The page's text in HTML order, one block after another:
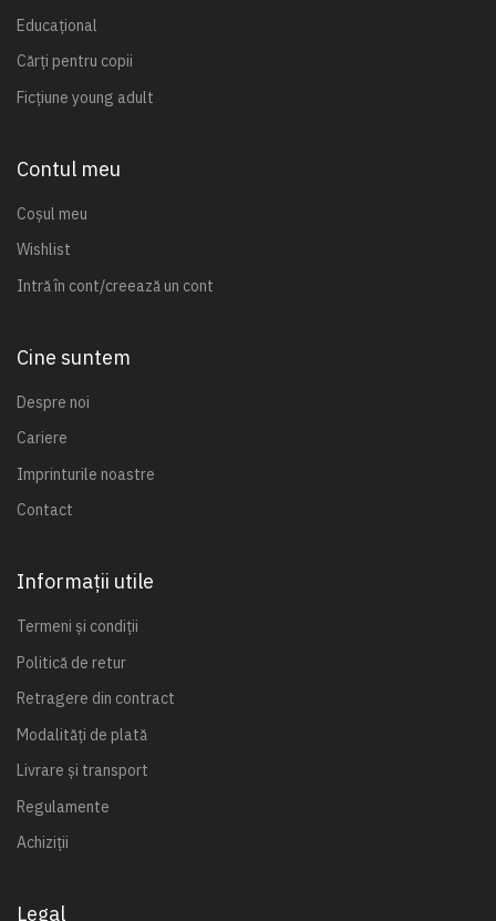
Educațional
Cărți pentru copii
Ficțiune young adult
Contul meu
Coșul meu
Wishlist
Intră în cont/creează un cont
Cine suntem
Despre noi
Cariere
Imprinturile noastre
Contact
Informații utile
Termeni și condiții
Politică de retur
Retragere din contract
Modalități de plată
Livrare și transport
Regulamente
Achiziții
Legal